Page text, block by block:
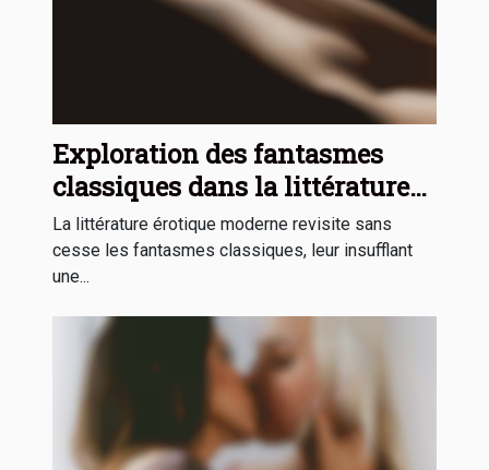
Exploration des fantasmes
classiques dans la littérature
érotique moderne
La littérature érotique moderne revisite sans
cesse les fantasmes classiques, leur insufflant
une...